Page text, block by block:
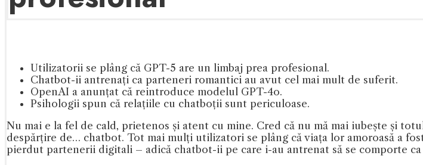
Utilizatorii se plâng că GPT-5 are un limbaj prea profesional.
Chatbot-ii antrenați ca parteneri romantici au avut cel mai mult de suferit.
OpenAI a anunțat că reintroduce modelul GPT-4o.
Psihologii spun că relațiile cu chatboții sunt periculoase.
Nu mai e la fel de cald, prietenos și atent cu mine. Cred că nu mă mai iubește și
despărțire de… chatbot. Tot mai mulți utilizatori se plâng că viața lor amoroasă a
pierdut partenerii digitali – adică chatbot-ii pe care i-au antrenat să se comporte